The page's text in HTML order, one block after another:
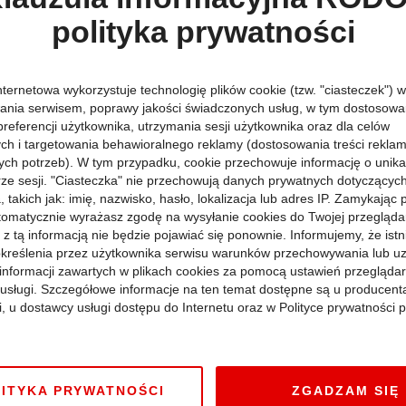
dotyczyć wycieczek planowanych między 2 a 11 września.
32 zł (zamiast 39 zł).
(klasy 1-6) - 48 zł zamiast 59 zł
7-8) - 56 zł zamiast 69 zł
symboliczną złotówkę. Cena biletów obejmuje pokazy
nie obowiązują w święta oraz weekendy. Warunek, który należy
w kasie. Warto również pamiętać, że w przypadku większych
od kilku miesięcy doprowadziła do stanu, w którym zwiększone
szereg zabezpieczeń i udogodnień związanych z
całego Parku,a przy wejściu zainstalowano kamery
bezgotówkowe niemal na całym terenie Parku. Zostały
po zamknięciu obiekt jest w pełni dezynfekowany.
polityka prywatności
wykorzystuje technologię plików cookie (tzw. "ciasteczek")
serwisem, poprawy jakości świadczonych usług, w tym
użytkownika, utrzymania sesji użytkownika oraz dla celów
i targetowania behawioralnego reklamy (dostosowania treści
potrzeb). W tym przypadku, cookie przechowuje informację o
sesji. "Ciasteczka" nie przechowują danych prywatnych dotyczących
takich jak: imię, nazwisko, hasło, lokalizacja lub adres IP. Zamykając
wyrażasz zgodę na wysyłanie cookies do Twojej
tą informacją nie będzie pojawiać się ponownie. Informujemy, że
przez użytkownika serwisu warunków przechowywania lub
zawartych w plikach cookies za pomocą ustawień
Szczegółowe informacje na ten temat dostępne są u
u dostawcy usługi dostępu do Internetu oraz w Polityce prywatności
PRYWATNOŚCI ZGADZAM SIĘ